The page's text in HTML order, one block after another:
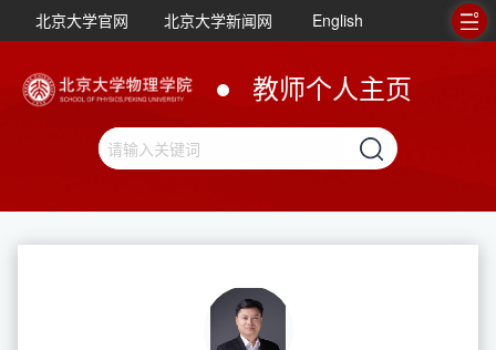
北京大学官网 北京大学新闻网 English
教师个人主页